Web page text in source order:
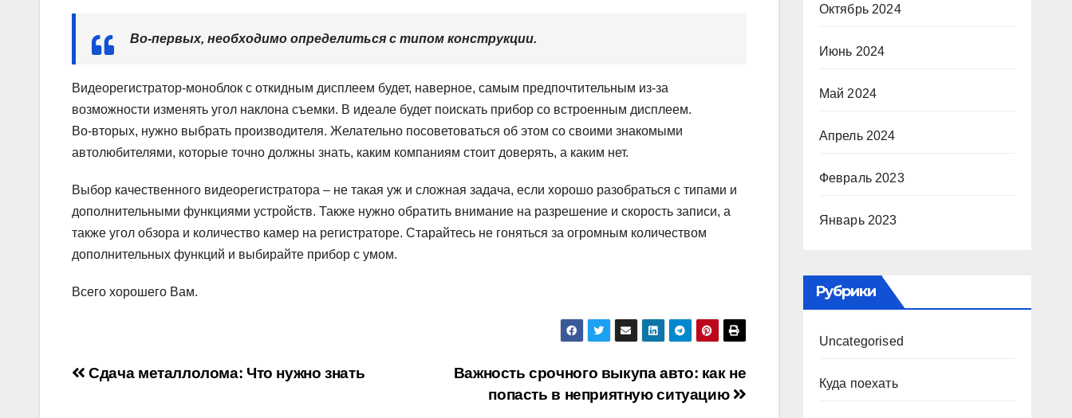
Во-первых, необходимо определиться с типом конструкции.
Видеорегистратор-моноблок с откидным дисплеем будет, наверное, самым предпочтительным из-за
возможности изменять угол наклона съемки. В идеале будет поискать прибор со встроенным дисплеем.
Во-вторых, нужно выбрать производителя. Желательно посоветоваться об этом со своими знакомыми
автолюбителями, которые точно должны знать, каким компаниям стоит доверять, а каким нет.
Выбор качественного видеорегистратора – не такая уж и сложная задача, если хорошо разобраться с типами и
дополнительными функциями устройств. Также нужно обратить внимание на разрешение и скорость записи, а
также угол обзора и количество камер на регистраторе. Старайтесь не гоняться за огромным количеством
дополнительных функций и выбирайте прибор с умом.
Всего хорошего Вам.
Навигация
Важность срочного выкупа авто: как не
попасть в неприятную ситуацию
Сдача металлолома: Что нужно знать
Октябрь 2024
Июнь 2024
Май 2024
Апрель 2024
Февраль 2023
Январь 2023
Рубрики
Uncategorised
Куда поехать